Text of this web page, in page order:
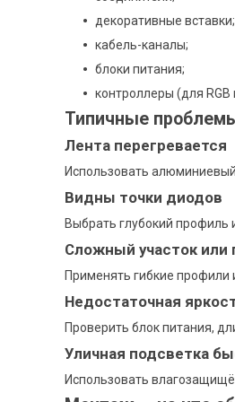
декоративные вставки;
кабель-каналы;
блоки питания;
контроллеры (для RGB
Типичные
Лента перегревается
Использовать
Видны точки диодов
Выбрать глубокий профиль
Сложный участок или
Применять гибкие профили
Недостаточная
Проверить блок питания,
Уличная подсветка
Использовать